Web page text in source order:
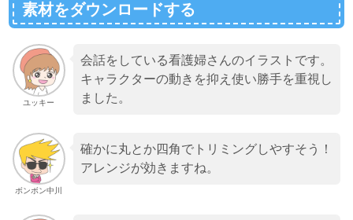
素材をダウンロードする
ユッキー
会話をしている看護婦さんのイラストです。
キャラクターの動きを抑え使い勝手を重視し
ました。
ボンボン中川
確かに丸とか四角でトリミングしやすそう！
アレンジが効きますね。